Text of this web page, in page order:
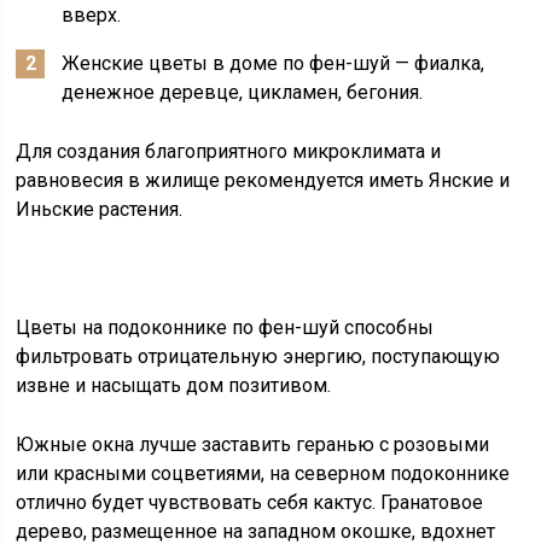
вверх.
Женские цветы в доме по фен-шуй — фиалка,
денежное деревце, цикламен, бегония.
Для создания благоприятного микроклимата и
равновесия в жилище рекомендуется иметь Янские и
Иньские растения.
Цветы на подоконнике по фен-шуй способны
фильтровать отрицательную энергию, поступающую
извне и насыщать дом позитивом.
Южные окна лучше заставить геранью с розовыми
или красными соцветиями, на северном подоконнике
отлично будет чувствовать себя кактус. Гранатовое
дерево, размещенное на западном окошке, вдохнет